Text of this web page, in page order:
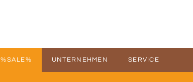
%SALE% UNTERNEHMEN SERVICE